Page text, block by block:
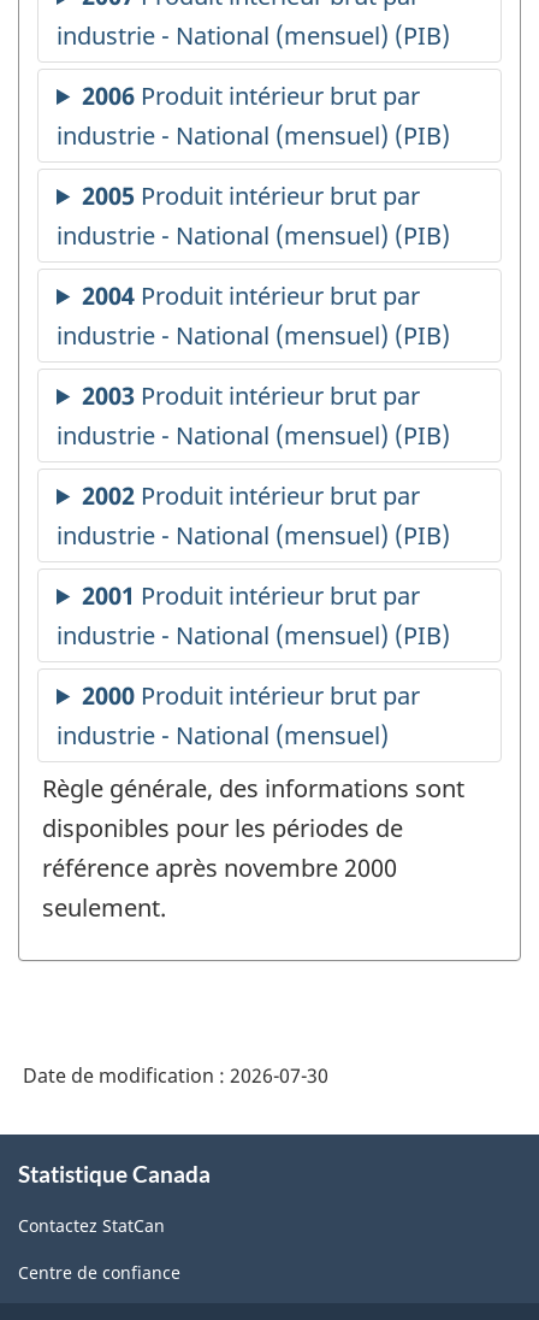
Règle générale, des informations sont
disponibles pour les périodes de
référence après novembre 2000
seulement.
Date de modification : 2026-07-30
propos
ce
site
Statistique Canada
Contactez StatCan
Centre de confiance